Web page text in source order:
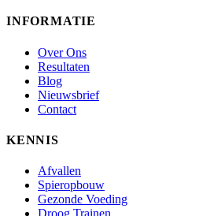
INFORMATIE
Over Ons
Resultaten
Blog
Nieuwsbrief
Contact
KENNIS
Afvallen
Spieropbouw
Gezonde Voeding
Droog Trainen